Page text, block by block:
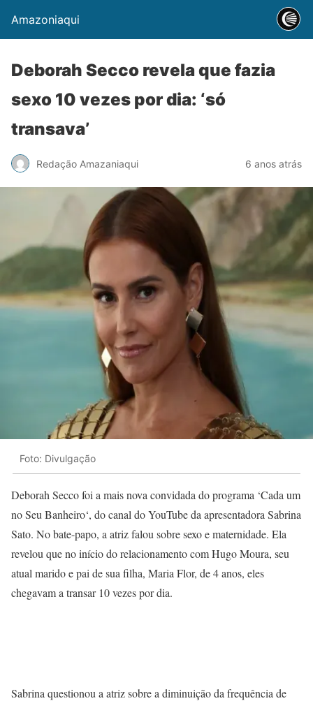
Amazoniaqui
Deborah Secco revela que fazia
sexo 10 vezes por dia: ‘só
transava’
Redação Amazaniaqui 6 anos atrás
Foto: Divulgação
Deborah Secco foi a mais nova convidada do programa ‘Cada um
no Seu Banheiro‘, do canal do YouTube da apresentadora Sabrina
Sato. No bate-papo, a atriz falou sobre sexo e maternidade. Ela
revelou que no início do relacionamento com Hugo Moura, seu
atual marido e pai de sua filha, Maria Flor, de 4 anos, eles
chegavam a transar 10 vezes por dia.
Sabrina questionou a atriz sobre a diminuição da frequência de